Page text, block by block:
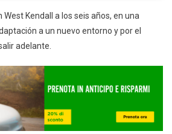
Kendall a los seis años, en una
a un nuevo entorno y por el
adelante.